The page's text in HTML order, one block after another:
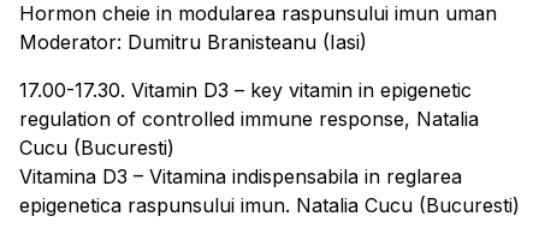
Hormon cheie in modularea raspunsului imun uman
Moderator: Dumitru Branisteanu (Iasi)
17.00-17.30. Vitamin D3 – key vitamin in epigenetic
regulation of controlled immune response, Natalia
Cucu (Bucuresti)
Vitamina D3 – Vitamina indispensabila in reglarea
epigenetica raspunsului imun. Natalia Cucu (Bucuresti)